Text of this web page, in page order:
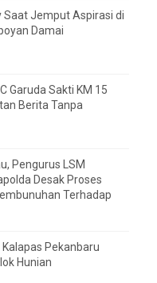
Saat Jemput Aspirasi di
Damai
Garuda Sakti KM 15
Berita Tanpa
Pengurus LSM
Desak Proses
Terhadap
Pekanbaru
Hunian